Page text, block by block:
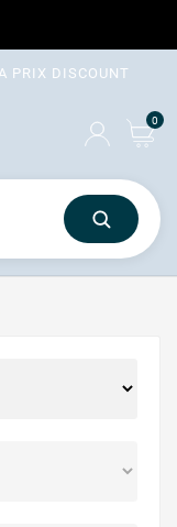
PRIX DISCOUNT
0